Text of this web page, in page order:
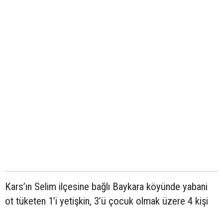
Kars’ın Selim ilçesine bağlı Baykara köyünde yabani
ot tüketen 1’i yetişkin, 3’ü çocuk olmak üzere 4 kişi